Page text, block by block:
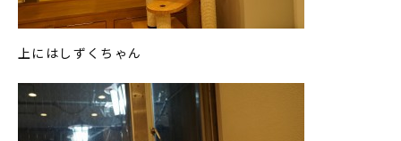
上にはしずくちゃん